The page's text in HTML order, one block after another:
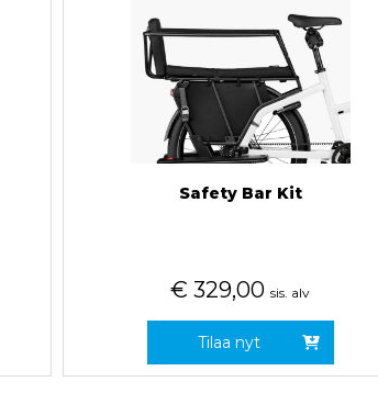
Safety Bar Kit
€ 329,00 sis. alv
Tilaa nyt